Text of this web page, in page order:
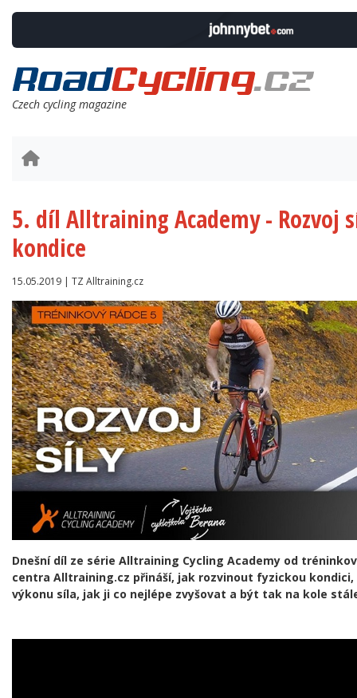
Czech cycling magazine
5. díl Alltraining Academy - Rozvoj
kondice
15.05.2019 | TZ Alltraining.cz
Dnešní díl ze série Alltraining Cycling Academy od
centra Alltraining.cz přináší, jak rozvinout fyzickou
výkonu síla, jak ji co nejlépe zvyšovat a být tak na kole